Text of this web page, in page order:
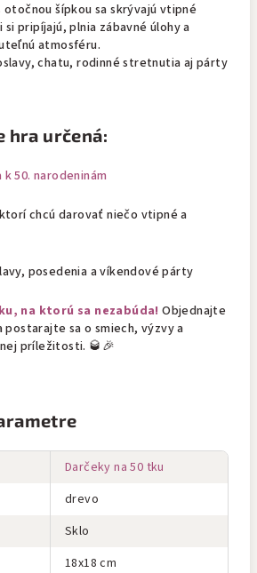
otočnou šípkou sa skrývajú vtipné
si pripíjajú, plnia zábavné úlohy a
atmosféru.
chatu, rodinné stretnutia aj párty
hra určená:
50. narodeninám
chcú darovať niečo vtipné a
posedenia a víkendové párty
na ktorú sa nezabúda! Objednajte
sa o smiech, výzvy a
príležitosti. 🥃🎉
Darčeky na 50 tku
drevo
Sklo
18x18 cm